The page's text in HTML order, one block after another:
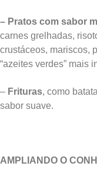
– Pratos com sabor
carnes grelhadas,
crustáceos, mariscos,
“azeites verdes” mais
– Frituras, como
sabor suave.
AMPLIANDO O